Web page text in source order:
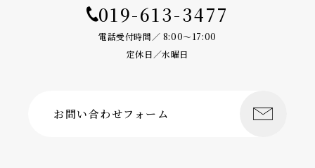
019-613-3477
電話受付時間／ 8:00〜17:00
定休日／水曜日
お問い合わせフォーム